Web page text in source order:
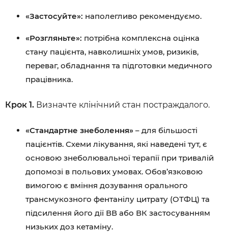
«Застосуйте»: наполегливо рекомендуємо.
«Розгляньте»: потрібна комплексна оцінка
стану пацієнта, навколишніх умов, ризиків,
переваг, обладнання та підготовки медичного
працівника.
Крок 1. Визначте клінічний стан постраждалого.
«Стандартне знеболення» – для більшості
пацієнтів. Схеми лікування, які наведені тут, є
основою знеболювальної терапії при тривалій
допомозі в польових умовах. Обов’язковою
вимогою є вміння дозування орального
трансмукозного фентанілу цитрату (ОТФЦ) та
підсилення його дії ВВ або ВК застосуванням
низьких доз кетаміну.